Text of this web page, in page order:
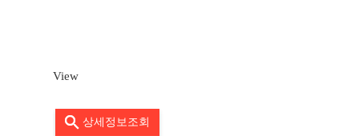
View
상세정보조회